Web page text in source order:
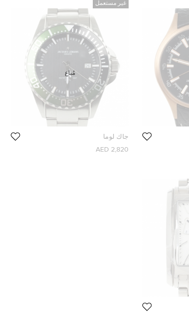
غير مستعمل
جاك لوما
2,820 AED
مُباع